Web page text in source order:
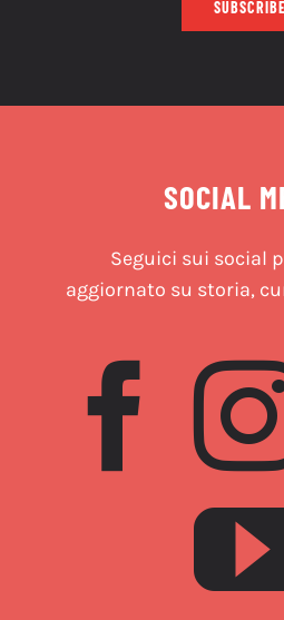
SUBSCRIBE
SOCIAL
Seguici sui social
aggiornato su storia,